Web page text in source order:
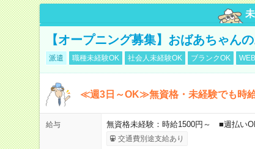
【オープニング募集】おばあちゃん
派遣 職種未経験OK 社会人未経験OK ブランクOK
≪週3日～OK≫無資格・未経験でも時
給与 無資格未経験：時給1500円～ ■週払
交通費別途支給あり